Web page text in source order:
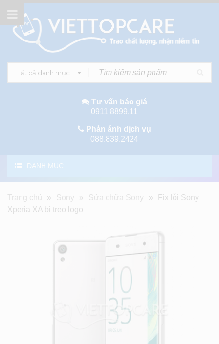
Tất cả danh mục
Tư vấn báo giá
0911.8899.11
Phản ánh dịch vụ
088.839.2424
DANH MỤC
Trang chủ » Sony » Sửa chữa Sony »
Fix lỗi Sony
Xperia XA bị treo logo